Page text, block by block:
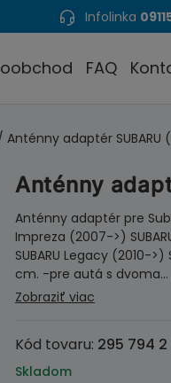
Infolinka
FAQ
Anténny adaptér SUBARU
Anténny
Anténny adaptér pre
Impreza (2007->)
SUBARU Legacy (2010-
cm. -pre autá s dvoma…
Zobraziť viac
Kód tovaru: 295 794 2
Skladom